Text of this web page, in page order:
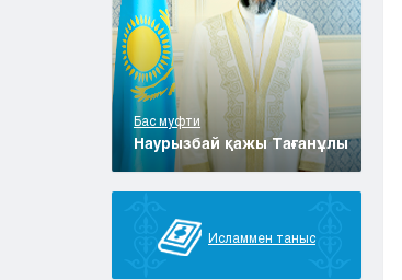
Бас муфти
Наурызбай қажы Тағанұлы
Исламмен таныс